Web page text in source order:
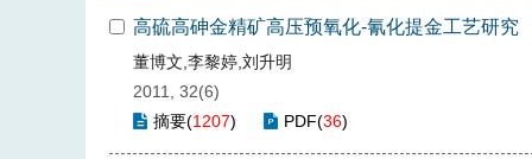
高硫高砷金精矿高压预氧化-氰化提金工艺研究
董博文,李黎婷,刘升明
2011, 32(6)
摘要(1207) PDF(36)